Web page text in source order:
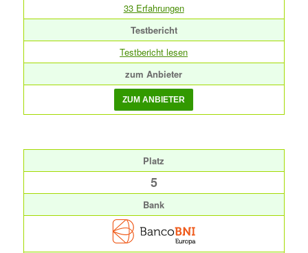
33 Erfahrungen
Testbericht
Testbericht lesen
zum Anbieter
Platz
5
Bank